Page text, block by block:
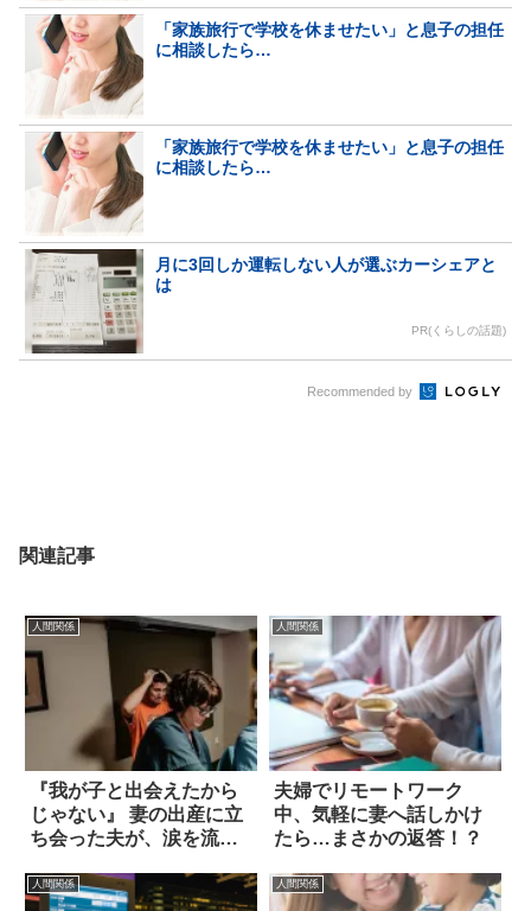
「家族旅行で学校を休ませたい」と息子の担任
に相談したら…
「家族旅行で学校を休ませたい」と息子の担任
に相談したら…
月に3回しか運転しない人が選ぶカーシェアと
は
PR(くらしの話題)
Recommended by
関連記事
人間関係
『我が子と出会えたから
じゃない』 妻の出産に立
ち会った夫が、涙を流し
人間関係
夫婦でリモートワーク
中、気軽に妻へ話しかけ
たら…まさかの返答！？
人間関係 人間関係